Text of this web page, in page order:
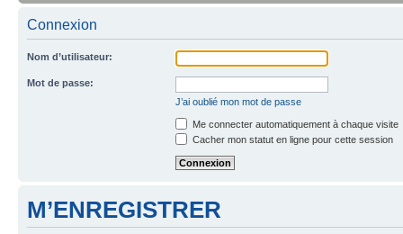
Connexion
Nom d’utilisateur:
Mot de passe:
J’ai oublié mon mot de passe
Me connecter automatiquement à chaque visite
Cacher mon statut en ligne pour cette session
M’ENREGISTRER